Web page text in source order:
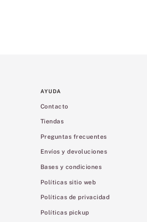
AYUDA
Contacto
Tiendas
Preguntas frecuentes
Envíos y devoluciones
Bases y condiciones
Políticas sitio web
Políticas de privacidad
Políticas pickup